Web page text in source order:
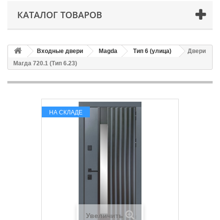
КАТАЛОГ ТОВАРОВ
Входные двери Magda Тип 6 (улица)
Двери
Магда 720.1 (Тип 6.23)
НА СКЛАДЕ
Увеличить